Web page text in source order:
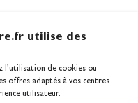
utilise des
l’utilisation de cookies ou
offres adaptés à vos centres
utilisateur.